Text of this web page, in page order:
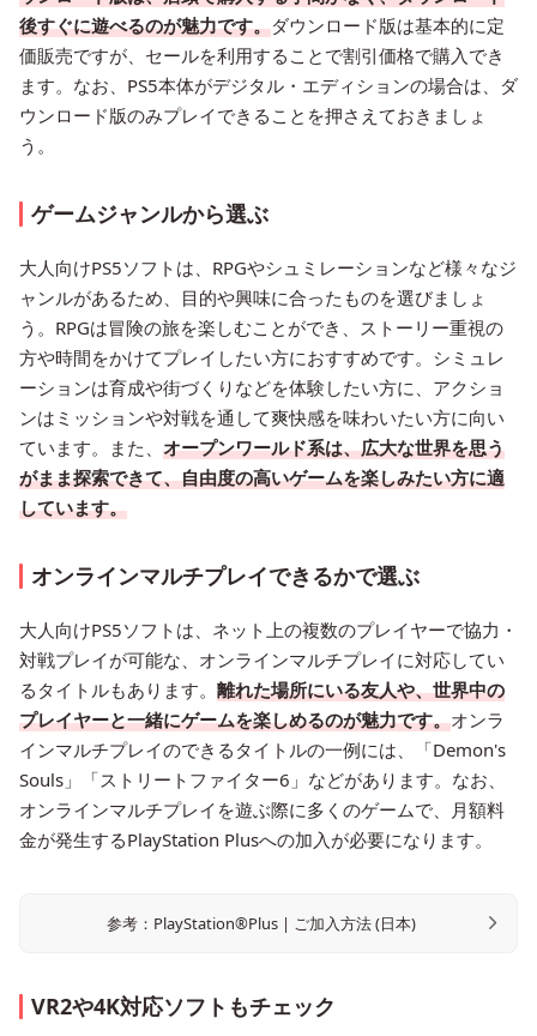
後すぐに遊べるのが魅力です。ダウンロード版は基本的に定
価販売ですが、セールを利用することで割引価格で購入でき
ます。なお、PS5本体がデジタル・エディションの場合は、ダ
ウンロード版のみプレイできることを押さえておきましょ
う。
ゲームジャンルから選ぶ
大人向けPS5ソフトは、RPGやシュミレーションなど様々なジ
ャンルがあるため、目的や興味に合ったものを選びましょ
う。RPGは冒険の旅を楽しむことができ、ストーリー重視の
方や時間をかけてプレイしたい方におすすめです。シミュレ
ーションは育成や街づくりなどを体験したい方に、アクショ
ンはミッションや対戦を通して爽快感を味わいたい方に向い
ています。また、 オープンワールド系は、広大な世界を思う
がまま探索できて、自由度の高いゲームを楽しみたい方に適
しています。
オンラインマルチプレイできるかで選ぶ
大人向けPS5ソフトは、ネット上の複数のプレイヤーで協力・
対戦プレイが可能な、オンラインマルチプレイに対応してい
るタイトルもあります。 離れた場所にいる友人や、世界中の
プレイヤーと一緒にゲームを楽しめるのが魅力です。オンラ
インマルチプレイのできるタイトルの一例には、「Demon's
Souls」「ストリートファイター6」などがあります。なお、
オンラインマルチプレイを遊ぶ際に多くのゲームで、月額料
金が発生するPlayStation Plusへの加入が必要になります。
参考：PlayStation®Plus | ご加入方法 (日本)
VR2や4K対応ソフトもチェック